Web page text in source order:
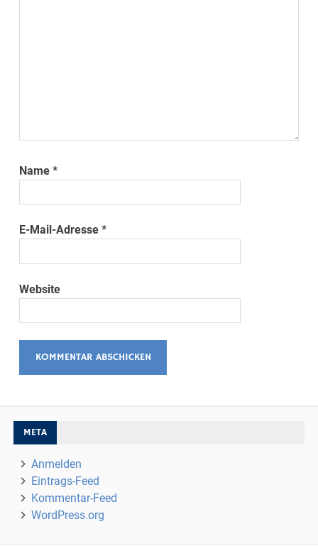
Name*
E-Mail-Adresse*
Website
META
Anmelden
Eintrags-Feed
Kommentar-Feed
WordPress.org